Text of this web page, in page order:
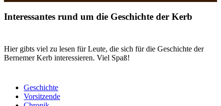
Interessantes rund um die Geschichte der Kerb
Hier gibts viel zu lesen für Leute, die sich für die Geschichte der
Bernemer Kerb interessieren. Viel Spaß!
Geschichte
Vorsitzende